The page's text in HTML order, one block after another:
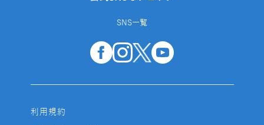
SNS一覧
利用規約